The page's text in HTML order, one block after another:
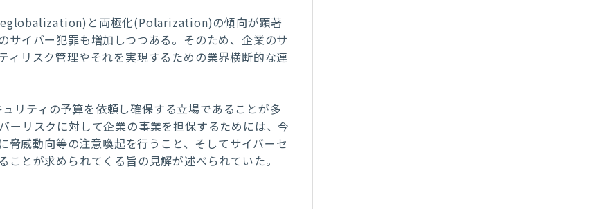
と両極化(Polarization)の傾向が顕著
イバー犯罪も増加しつつある。そのため、企業のサ
リスク管理やそれを実現するための業界横断的な連
リティの予算を依頼し確保する立場であることが多
ーリスクに対して企業の事業を担保するためには、今
脅威動向等の注意喚起を行うこと、そしてサイバーセ
とが求められてくる旨の見解が述べられていた。